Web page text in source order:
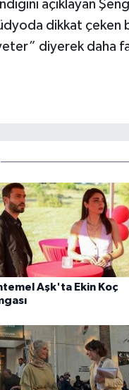
açıklayan
dikkat çeken
diyerek daha
Aşk'ta Ekin Koç